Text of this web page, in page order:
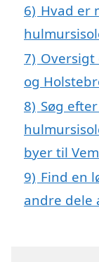
6) Hvad er
7) Oversigt
og
8) Søg
byer til
9) Find en
andre dele